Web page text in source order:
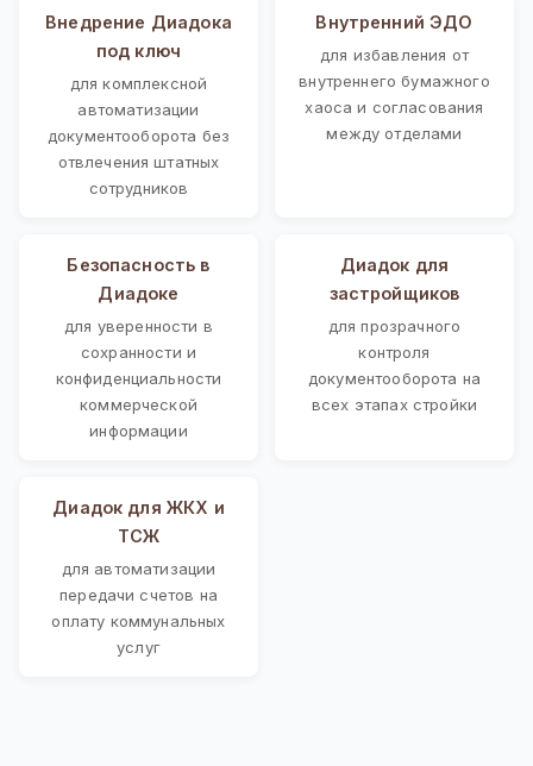
Внедрение Диадока
под ключ
для комплексной
автоматизации
документооборота без
отвлечения штатных
сотрудников
Внутренний ЭДО
для избавления от
внутреннего бумажного
хаоса и согласования
между отделами
Безопасность в
Диадоке
для уверенности в
сохранности и
конфиденциальности
коммерческой
информации
Диадок для
застройщиков
для прозрачного
контроля
документооборота на
всех этапах стройки
Диадок для ЖКХ и
ТСЖ
для автоматизации
передачи счетов на
оплату коммунальных
услуг